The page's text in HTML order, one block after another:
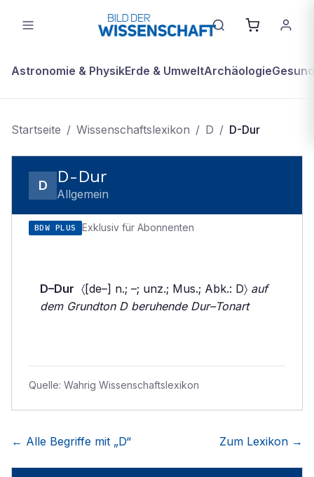
Astronomie & PhysikErde & UmweltArchäologie
Startseite / Wissenschaftslexikon / D / D-Dur
D D-Dur
Allgemein
BDW PLUS Exklusiv für Abonnenten
D–Dur 〈[de–] n.; –; unz.; Mus.; Abk.: D〉 auf
dem Grundton D beruhende Dur–Tonart
Quelle: Wahrig Wissenschaftslexikon
← Alle Begriffe mit „D“ Zum Lexikon →